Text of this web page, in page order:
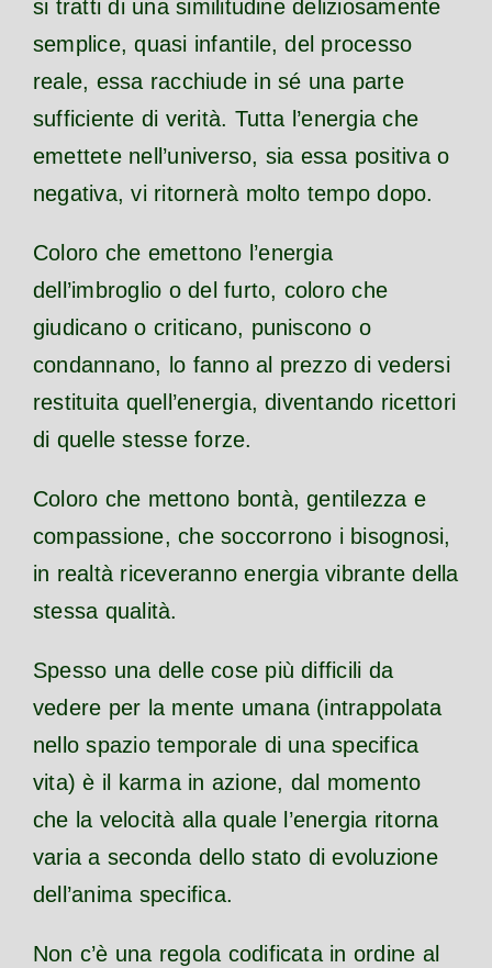
si tratti di una similitudine deliziosamente
semplice, quasi infantile, del processo
reale, essa racchiude in sé una parte
sufficiente di verità. Tutta l’energia che
emettete nell’universo, sia essa positiva o
negativa, vi ritornerà molto tempo dopo.
Coloro che emettono l’energia
dell’imbroglio o del furto, coloro che
giudicano o criticano, puniscono o
condannano, lo fanno al prezzo di vedersi
restituita quell’energia, diventando ricettori
di quelle stesse forze.
Coloro che mettono bontà, gentilezza e
compassione, che soccorrono i bisognosi,
in realtà riceveranno energia vibrante della
stessa qualità.
Spesso una delle cose più difficili da
vedere per la mente umana (intrappolata
nello spazio temporale di una specifica
vita) è il karma in azione, dal momento
che la velocità alla quale l’energia ritorna
varia a seconda dello stato di evoluzione
dell’anima specifica.
Non c’è una regola codificata in ordine al